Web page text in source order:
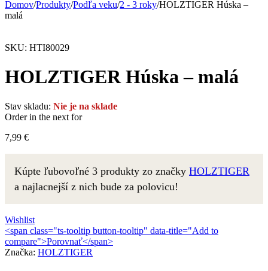
Domov/Produkty/Podľa veku/2 - 3 roky/HOLZTIGER Húska –
malá
SKU: HTI80029
HOLZTIGER Húska – malá
Stav skladu: Nie je na sklade
Order in the next for
7,99 €
Kúpte ľubovoľné 3 produkty zo značky HOLZTIGER
a najlacnejší z nich bude za polovicu!
Wishlist
<span class="ts-tooltip button-tooltip" data-title="Add to
compare">Porovnať</span>
Značka: HOLZTIGER